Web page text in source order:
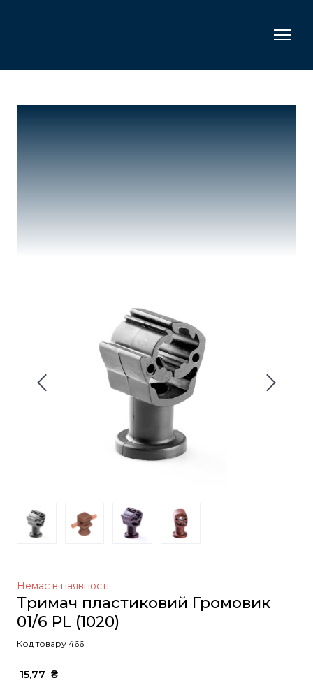
Немає в наявності
Тримач пластиковий Громовик
01/6 PL (1020)
Код товару 466
15,77  ₴